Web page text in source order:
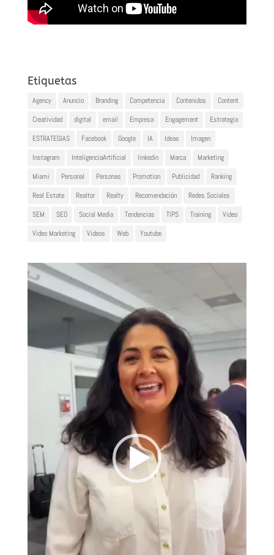
Etiquetas
Agency Anuncio Branding Competencia Contenidos
Content
Creatividad
digital email Empresa Engagement
Estrategia
ESTRATEGIAS
Facebook Google IA Ideas
Imagen
Instagram
InteligenciaArtificial linkedin Marca
Marketing
Miami
Personal Personas Promotion Publicidad
Ranking
Real Estate
Realtor Realty Recomendación
Redes Sociales
SEM
SEO Social Media Tendencias TIPS Training
Video
Video Marketing
Videos Web Youtube
Reproductor
de
vídeo